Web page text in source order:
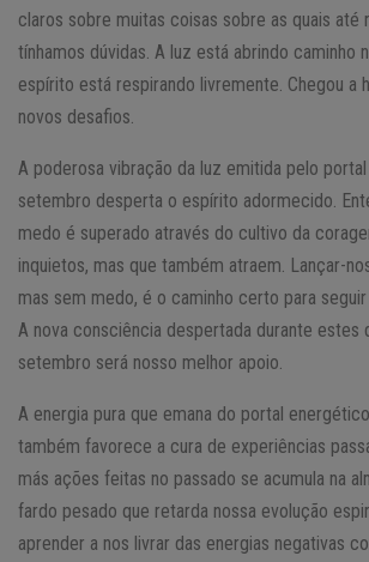
claros sobre muitas coisas sobre as quais até
tínhamos dúvidas. A luz está abrindo caminho
espírito está respirando livremente. Chegou a
novos desafios.
A poderosa vibração da luz emitida pelo
setembro desperta o espírito adormecido.
medo é superado através do cultivo da
inquietos, mas que também atraem. Lançar-
mas sem medo, é o caminho certo para
A nova consciência despertada durante estes
setembro será nosso melhor apoio.
A energia pura que emana do portal
também favorece a cura de experiências
más ações feitas no passado se acumula na
fardo pesado que retarda nossa evolução
aprender a nos livrar das energias negativas